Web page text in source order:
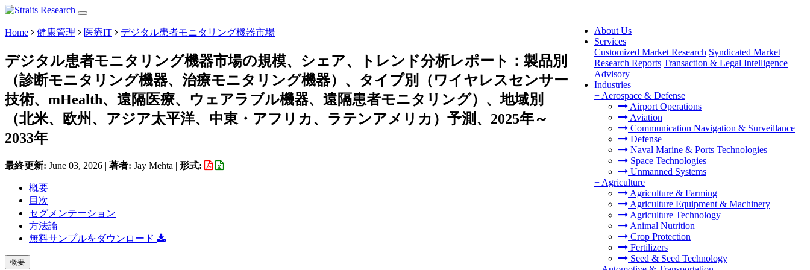
About Us
Services
Customized Market Research Syndicated Market
Research Reports Transaction & Legal Intelligence
Advisory
Industries
+ Aerospace & Defense
Airport Operations
Aviation
Communication Navigation & Surveillance
Defense
Naval Marine & Ports Technologies
Space Technologies
Unmanned Systems
+ Agriculture
Agriculture & Farming
Agriculture Equipment & Machinery
Agriculture Technology
Animal Nutrition
Crop Protection
Fertilizers
Seed & Seed Technology
Home 健康管理 医療IT デジタル患者モニタリング機器市場
デジタル患者モニタリング機器市場の規模、シェア、トレンド分析レポート：製品別
（診断モニタリング機器、治療モニタリング機器）、タイプ別（ワイヤレスセンサー
技術、mHealth、遠隔医療、ウェアラブル機器、遠隔患者モニタリング）、地域別
（北米、欧州、アジア太平洋、中東・アフリカ、ラテンアメリカ）予測、2025年～
2033年
最終更新: June 03, 2026 | 著者: Jay Mehta | 形式:
概要
目次
セグメンテーション
方法論
無料サンプルをダウンロード
概要